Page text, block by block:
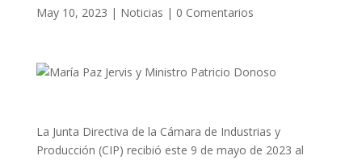
May 10, 2023 | Noticias | 0 Comentarios
La Junta Directiva de la Cámara de Industrias y
Producción (CIP) recibió este 9 de mayo de 2023 al